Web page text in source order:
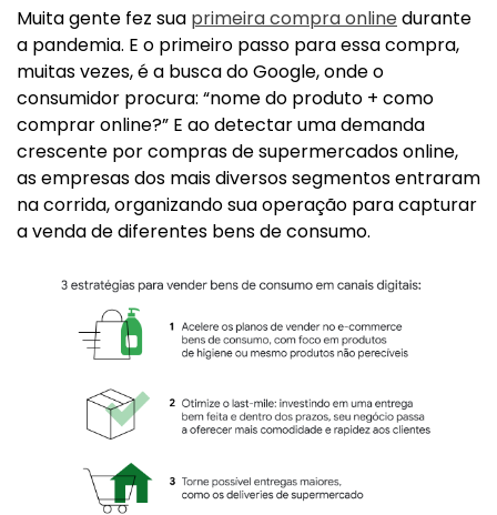
Muita gente fez sua primeira compra onlinedurante
a pandemia. E o primeiro passo para essa compra,
muitas vezes, é a busca do Google, onde o
consumidor procura: “nome do produto + como
comprar online?” E ao detectar uma demanda
crescente por compras de supermercados online,
as empresas dos mais diversos segmentos entraram
na corrida, organizando sua operação para capturar
a venda de diferentes bens de consumo.